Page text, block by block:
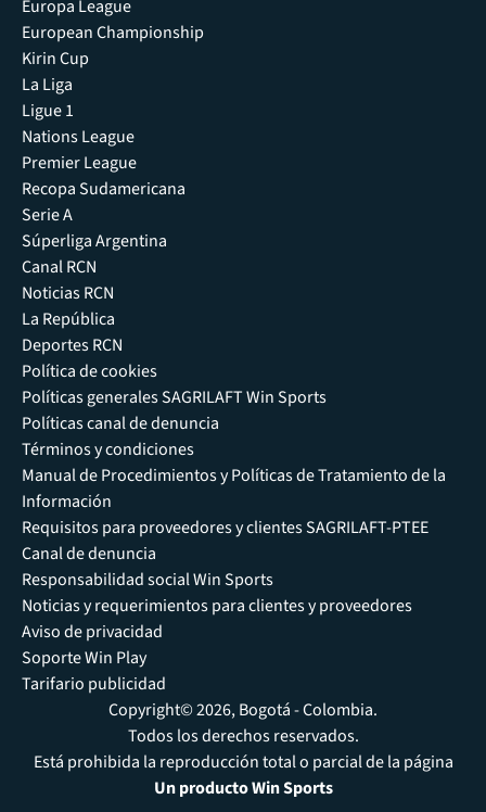
Europa League
European Championship
Kirin Cup
La Liga
Ligue 1
Nations League
Premier League
Recopa Sudamericana
Serie A
Súperliga Argentina
Canal RCN
Noticias RCN
La República
Deportes RCN
Política de cookies
Políticas generales SAGRILAFT Win Sports
Políticas canal de denuncia
Términos y condiciones
Manual de Procedimientos y Políticas de Tratamiento de la
Información
Requisitos para proveedores y clientes SAGRILAFT-PTEE
Canal de denuncia
Responsabilidad social Win Sports
Noticias y requerimientos para clientes y proveedores
Aviso de privacidad
Soporte Win Play
Tarifario publicidad
Copyright© 2026, Bogotá - Colombia.
Todos los derechos reservados.
Está prohibida la reproducción total o parcial de la página
Un producto Win Sports